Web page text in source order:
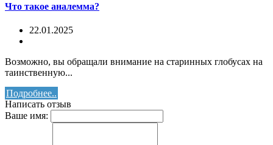
Что такое аналемма?
22.01.2025
Возможно, вы обращали внимание на старинных глобусах на
таинственную...
Подробнее..
Написать отзыв
Ваше имя: